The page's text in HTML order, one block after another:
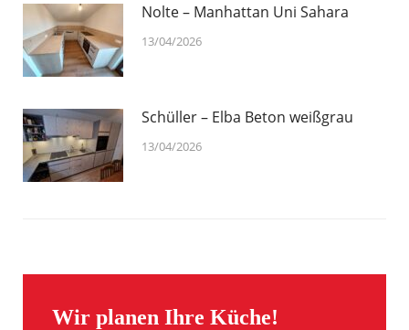
Nolte – Manhattan Uni Sahara
13/04/2026
Schüller – Elba Beton weißgrau
13/04/2026
Wir planen Ihre Küche!